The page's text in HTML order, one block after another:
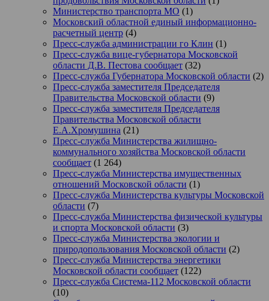
Министерство транспорта МО (1)
Московский областной единый информационно-
расчетный центр (4)
Пресс-служба администрации го Клин (1)
Пресс-служба вице-губернатора Московской
области Д.В. Пестова сообщает (32)
Пресс-служба Губернатора Московской области (2)
Пресс-служба заместителя Председателя
Правительства Московской области (9)
Пресс-служба заместителя Председателя
Правительства Московской области
Е.А.Хромушина (21)
Пресс-служба Министерства жилищно-
коммунального хозяйства Московской области
сообщает (1 264)
Пресс-служба Министерства имущественных
отношений Московской области (1)
Пресс-служба Министерства культуры Московской
области (7)
Пресс-служба Министерства физической культуры
и спорта Московской области (3)
Пресс-служба Министерства экологии и
природопользования Московской области (2)
Пресс-служба Министерства энергетики
Московской области сообщает (122)
Пресс-служба Система-112 Московской области
(10)